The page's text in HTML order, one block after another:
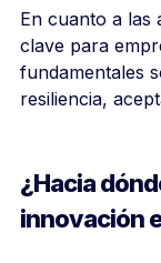
En cuanto a las
clave para
fundamentales
resiliencia,
¿Hacia
innovación